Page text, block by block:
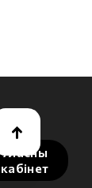
Уласны
кабінет